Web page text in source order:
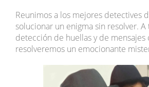
Reunimos a los mejores detectives
solucionar un enigma sin resolver. A
detección de huellas y de mensajes
resolveremos un emocionante